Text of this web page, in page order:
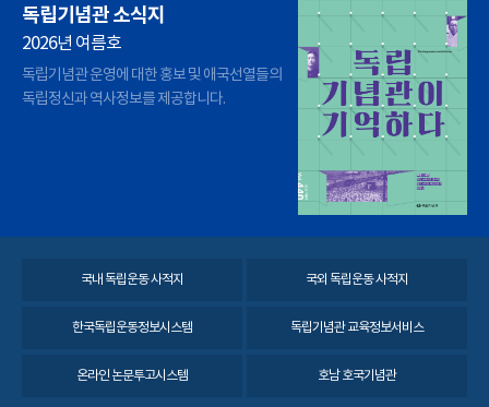
독립기념관 소식지
2026년 여름호
독립기념관 운영에 대한 홍보 및 애국선열들의
독립정신과 역사정보를 제공합니다.
국내 독립운동 사적지 국외 독립운동 사적지
한국독립운동정보시스템 독립기념관 교육정보서비스
온라인 논문투고시스템 호남 호국기념관